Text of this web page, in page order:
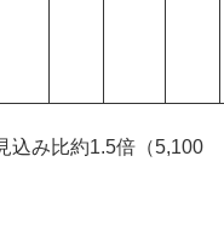
込み比約1.5倍（5,100